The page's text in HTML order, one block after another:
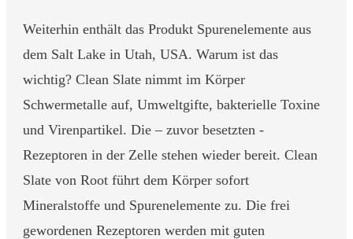
Weiterhin enthält das Produkt Spurenelemente aus
dem Salt Lake in Utah, USA. Warum ist das
wichtig? Clean Slate nimmt im Körper
Schwermetalle auf, Umweltgifte, bakterielle Toxine
und Virenpartikel. Die – zuvor besetzten -
Rezeptoren in der Zelle stehen wieder bereit. Clean
Slate von Root führt dem Körper sofort
Mineralstoffe und Spurenelemente zu. Die frei
gewordenen Rezeptoren werden mit guten